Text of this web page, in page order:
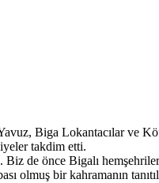
Biga Lokantacılar ve
takdim etti.
Biz de önce Bigalı
olmuş bir kahramanın